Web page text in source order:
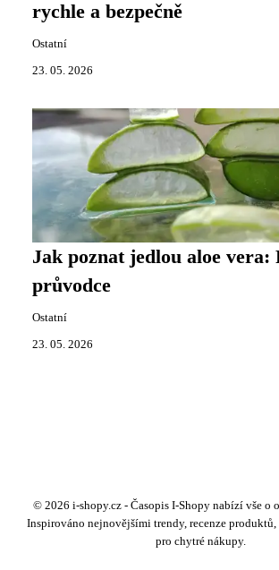
rychle a bezpečně
Ostatní
23. 05. 2026
Jak poznat jedlou aloe
průvodce
Ostatní
23. 05. 2026
© 2026 i-shopy.cz - Časopis I-Shopy nabízí vše o
Inspirováno nejnovějšími trendy, recenze
pro chytré nákupy.